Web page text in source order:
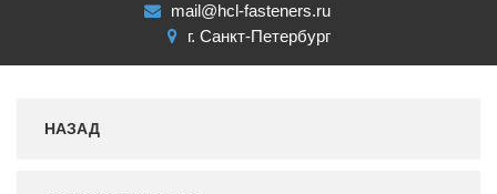
mail@hcl-fasteners.ru
г. Санкт-Петербург
НАЗАД